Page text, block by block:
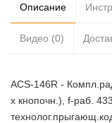
Описание
Видео (0)
ACS-146R -
х кнопочн.), f-раб.